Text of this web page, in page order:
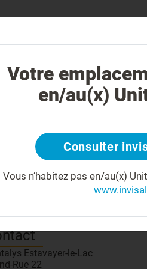
le traitement Invisalign est-il
votre
Estavayer-le-Lac
Rue 22
Votre
en/au(x)
Consulter
Vous n’habitez pas en/au(x)